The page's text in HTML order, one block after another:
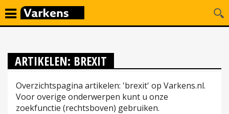
ARTIKELEN: BREXIT
Overzichtspagina artikelen: 'brexit' op Varkens.nl.
Voor overige onderwerpen kunt u onze
zoekfunctie (rechtsboven) gebruiken.